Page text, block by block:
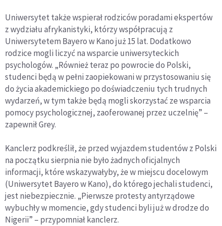
Uniwersytet także wspierał rodziców poradami ekspertów
z wydziału afrykanistyki, którzy współpracują z
Uniwersytetem Bayero w Kano już 15 lat. Dodatkowo
rodzice mogli liczyć na wsparcie uniwersyteckich
psychologów. „Również teraz po powrocie do Polski,
studenci będą w pełni zaopiekowani w przystosowaniu się
do życia akademickiego po doświadczeniu tych trudnych
wydarzeń, w tym także będą mogli skorzystać ze wsparcia
pomocy psychologicznej, zaoferowanej przez uczelnię” –
zapewnił Grey.
Kanclerz podkreślił, że przed wyjazdem studentów z Polski
na początku sierpnia nie było żadnych oficjalnych
informacji, które wskazywałyby, że w miejscu docelowym
(Uniwersytet Bayero w Kano), do którego jechali studenci,
jest niebezpiecznie. „Pierwsze protesty antyrządowe
wybuchły w momencie, gdy studenci byli już w drodze do
Nigerii” – przypomniał kanclerz.